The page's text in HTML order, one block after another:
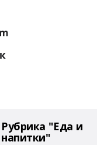
Рубрика "Еда и
напитки"